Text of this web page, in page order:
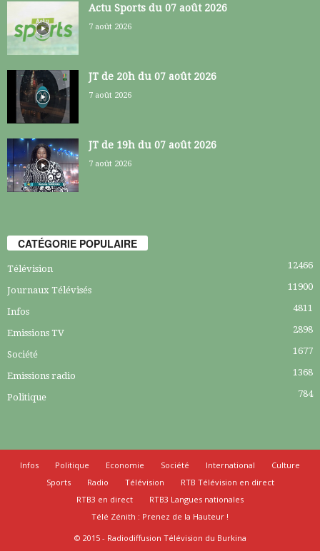
Actu Sports du 07 août 2026
7 août 2026
JT de 20h du 07 août 2026
7 août 2026
JT de 19h du 07 août 2026
7 août 2026
CATÉGORIE POPULAIRE
Télévision 12466
Journaux Télévisés 11900
Infos 4811
Emissions TV 2898
Société 1677
Emissions radio 1368
Politique 784
Infos Politique Economie Société International
Culture
Sports
Radio Télévision
RTB Télévision en direct
RTB3 en direct
RTB3 Langues nationales
Télé Zénith : Prenez de la Hauteur !
© 2015 - Radiodiffusion Télévision du Burkina